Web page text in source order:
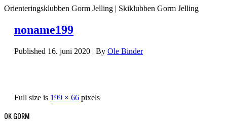
Orienteringsklubben Gorm Jelling | Skiklubben Gorm Jelling
noname199
Published 16. juni 2020 | By Ole Binder
Full size is 199 × 66 pixels
OK GORM